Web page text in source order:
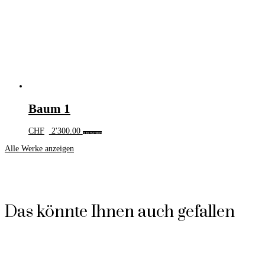
Baum 1
CHF 2'300.00 In den Warenkorb
Alle Werke anzeigen
Das könnte Ihnen auch gefallen